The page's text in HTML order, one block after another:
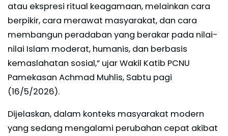
atau ekspresi ritual keagamaan, melainkan cara
berpikir, cara merawat masyarakat, dan cara
membangun peradaban yang berakar pada nilai-
nilai Islam moderat, humanis, dan berbasis
kemaslahatan sosial,” ujar Wakil Katib PCNU
Pamekasan Achmad Muhlis, Sabtu pagi
(16/5/2026).
Dijelaskan, dalam konteks masyarakat modern
yang sedang mengalami perubahan cepat akibat